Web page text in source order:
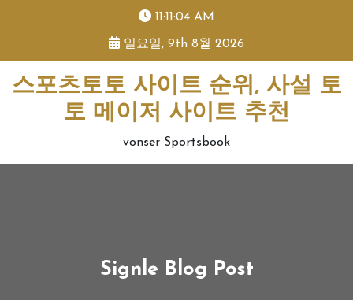
11:11:04 AM
일요일, 9th 8월 2026
스포츠토토 사이트 순위, 사설 토
토 메이저 사이트 추천
vonser Sportsbook
Signle Blog Post